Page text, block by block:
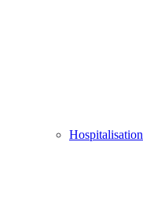
Hospitalisation